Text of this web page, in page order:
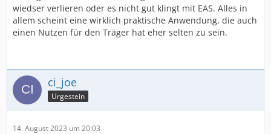
wiedser verlieren oder es nicht gut klingt mit EAS. Alles in
allem scheint eine wirklich praktische Anwendung, die auch
einen Nutzen für den Träger hat eher selten zu sein.
ci_joe
Urgestein
14. August 2023 um 20:03